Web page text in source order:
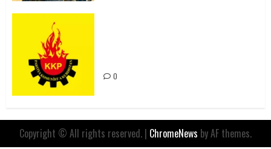
0
Copyright © All rights reserved. | ChromeNews by AF themes.